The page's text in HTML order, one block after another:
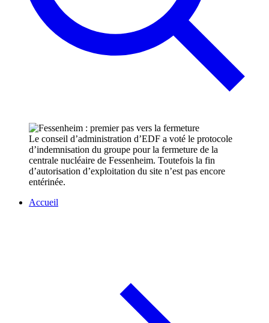
Le conseil d’administration d’EDF a voté le protocole
d’indemnisation du groupe pour la fermeture de la
centrale nucléaire de Fessenheim. Toutefois la fin
d’autorisation d’exploitation du site n’est pas encore
entérinée.
Accueil